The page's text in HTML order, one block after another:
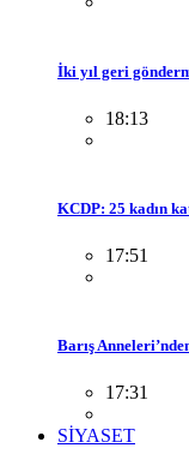
İki yıl geri
18:13
KCDP: 25 kadın
17:51
Barış
17:31
SİYASET